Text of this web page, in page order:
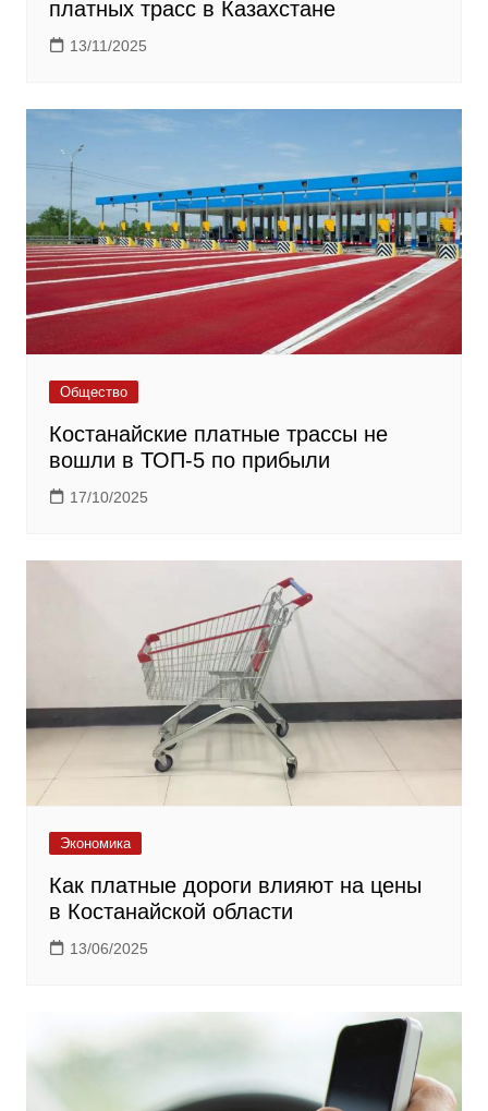
платных трасс в Казахстане
13/11/2025
Общество
Костанайские платные трассы не
вошли в ТОП-5 по прибыли
17/10/2025
Экономика
Как платные дороги влияют на цены
в Костанайской области
13/06/2025